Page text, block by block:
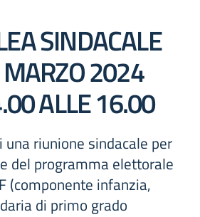
SINDACALE
2024
ALLE 16.00
una riunione sindacale per
del programma elettorale
(componente infanzia,
di primo grado